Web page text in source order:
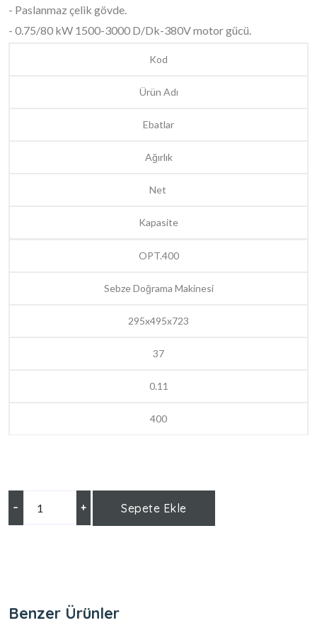
- Paslanmaz çelik gövde.
- 0.75/80 kW 1500-3000 D/Dk-380V motor gücü.
Kod
Ürün Adı
Ebatlar
Ağırlık
Net
Kapasite
OPT.400
Sebze Doğrama Makinesi
295x495x723
37
0.11
400
– + Sepete Ekle
Benzer Ürünler